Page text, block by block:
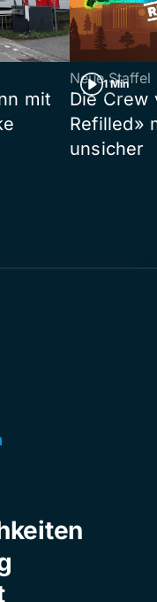
mit
1 Min
Neue Staffel
Die Crew
Refilled»
unsicher